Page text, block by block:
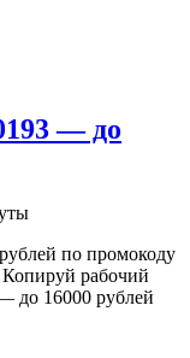
— до
по промокоду
Копируй рабочий
до 16000 рублей